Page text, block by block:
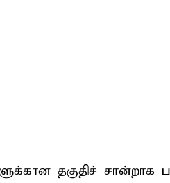
தகுதிச்